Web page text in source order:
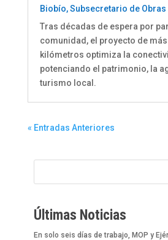
Biobío,Subsecretario de Obras
Tras décadas de espera por
comunidad, el proyecto de
kilómetros optimiza la
potenciando el patrimonio, la
turismo local.
« Entradas Anteriores
Últimas Noticias
En solo seis días de trabajo, MOP y